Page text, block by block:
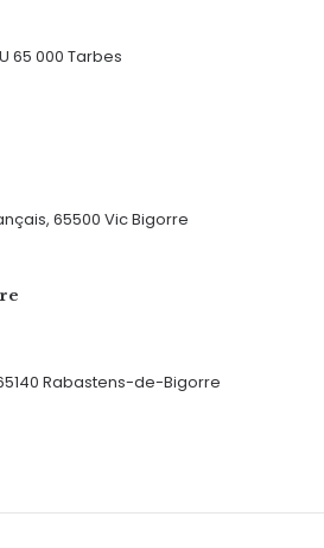
65 000 Tarbes
65500 Vic Bigorre
Rabastens-de-Bigorre